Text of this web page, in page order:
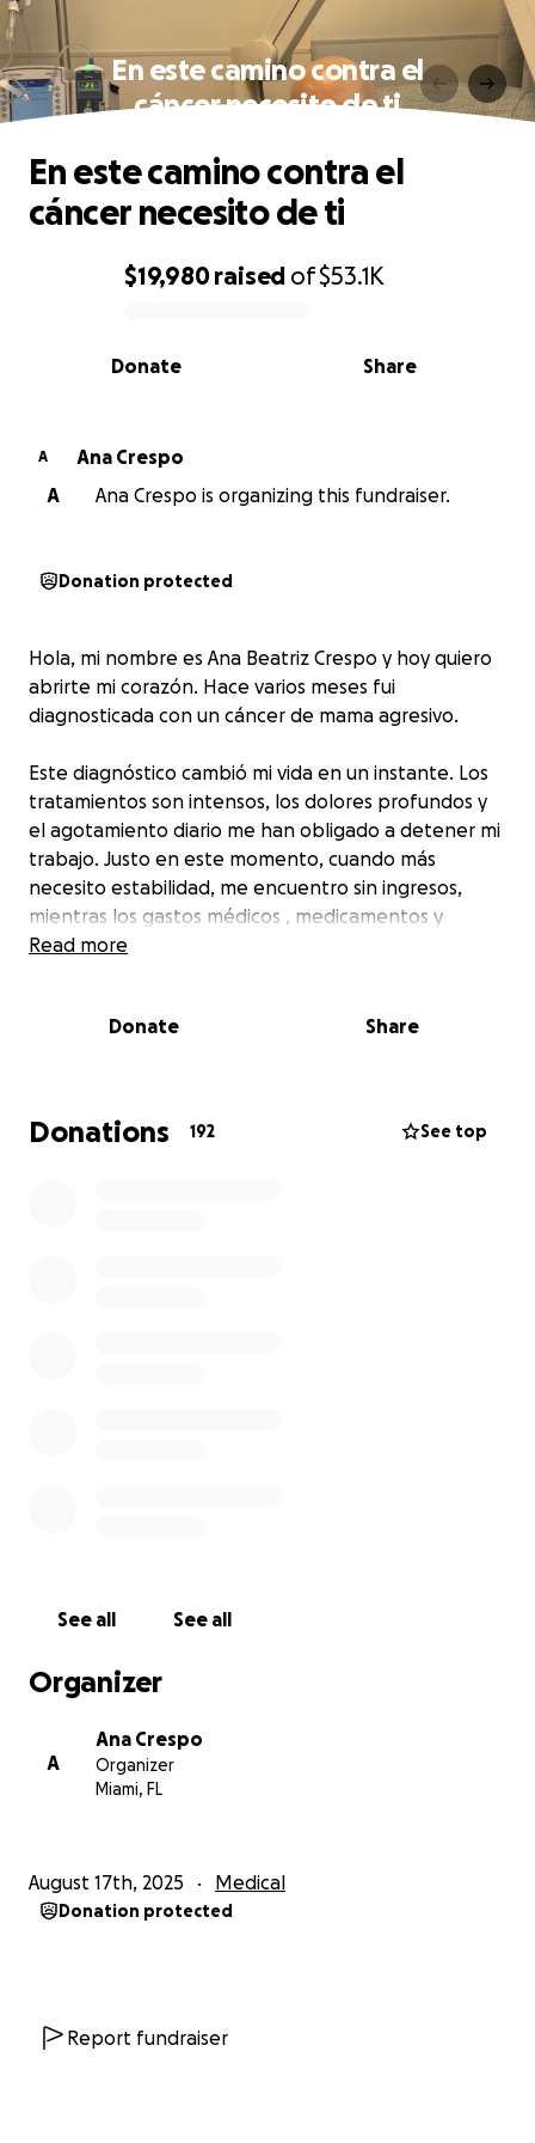
En este camino contra el
cáncer necesito de ti
0% complete
$19,980raised of$53.1K
Share
Donate
En este camino contra el
cáncer necesito de ti
A
Ana Crespo
A
Ana Crespo is organizing this fundraiser.
Donation protected
Hola, mi nombre es Ana Beatriz Crespo y hoy quiero
abrirte mi corazón. Hace varios meses fui
diagnosticada con un cáncer de mama agresivo.
Este diagnóstico cambió mi vida en un instante. Los
tratamientos son intensos, los dolores profundos y
el agotamiento diario me han obligado a detener mi
trabajo. Justo en este momento, cuando más
necesito estabilidad, me encuentro sin ingresos,
mientras los gastos médicos , medicamentos y
consultas que el seguro no cubre aumentan día tras
Como madre y sostén de familia, no puedo recorrer
generosidad. Requiero de una comunidad que me
sostenga y me permita dedicarme a mi sanación sin
Read more
Donate Share
Donations 192 See top
See all See all
Organizer
A
Ana Crespo
Organizer
Miami, FL
August 17th, 2025 Medical
Donation protected
Report fundraiser